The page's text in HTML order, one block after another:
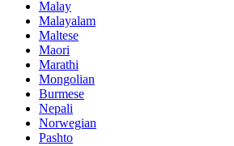
Malay
Malayalam
Maltese
Maori
Marathi
Mongolian
Burmese
Nepali
Norwegian
Pashto